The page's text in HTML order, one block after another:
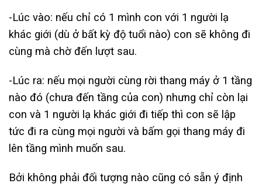
-Lúc vào: nếu chỉ có 1 mình con với 1 người lạ
khác giới (dù ở bất kỳ độ tuổi nào) con sẽ không đi
cùng mà chờ đến lượt sau.
-Lúc ra: nếu mọi người cùng rời thang máy ở 1 tầng
nào đó (chưa đến tầng của con) nhưng chỉ còn lại
con và 1 người lạ khác giới đi tiếp thì con sẽ lập
tức đi ra cùng mọi người và bấm gọi thang máy đi
lên tầng mình muốn sau.
Bởi không phải đối tượng nào cũng có sẵn ý định